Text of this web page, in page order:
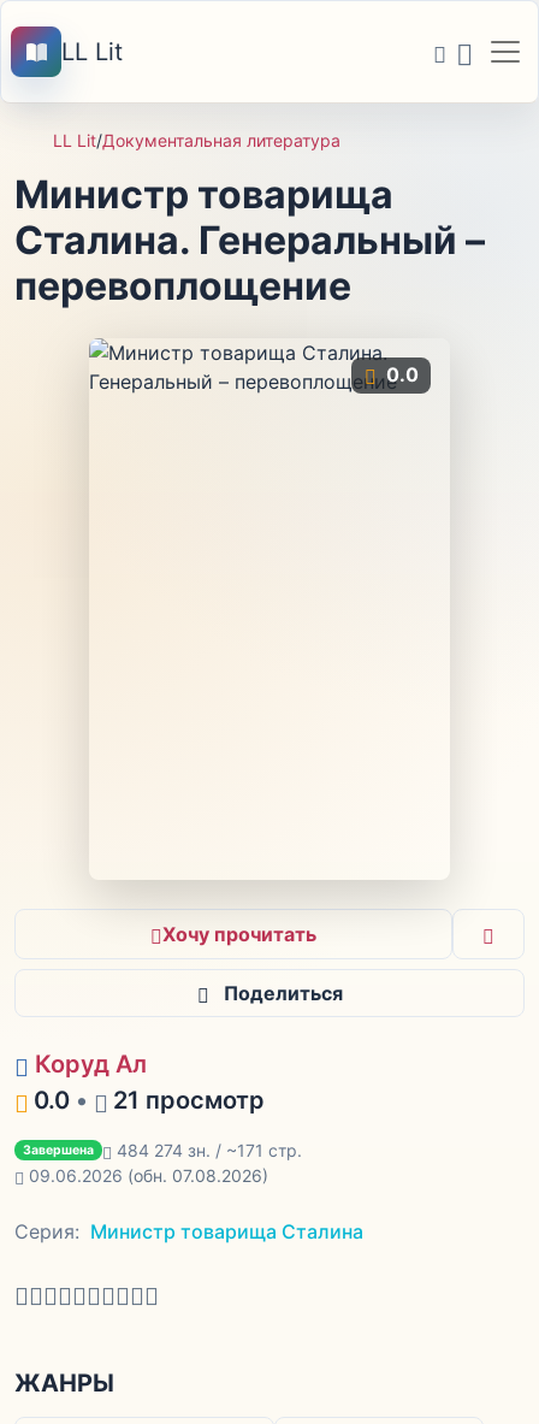
LL Lit
LL Lit/Документальная литература
Министр товарища
Сталина. Генеральный –
перевоплощение
0.0
Хочу прочитать
Поделиться
Коруд Ал
0.0 • 21 просмотр
Завершена
484 274 зн. / ~171 стр.
09.06.2026 (обн. 07.08.2026)
Серия: Министр товарища Сталина
ЖАНРЫ